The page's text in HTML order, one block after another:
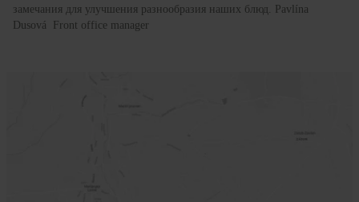
замечания для улучшения разнообразия наших блюд. Pavlína
Dusová Front office manager